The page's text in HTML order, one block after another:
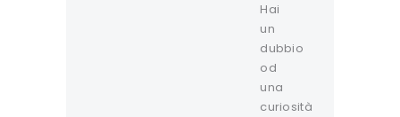
Hai
un
dubbio
od
una
curiosità